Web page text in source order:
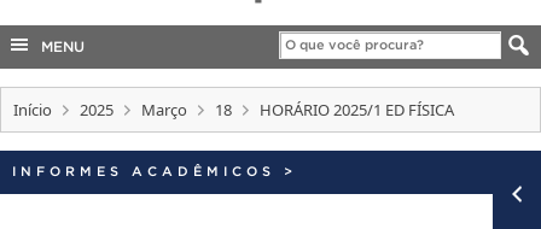
INTERNACIONAL
MENU
Início 2025 Março 18 HORÁRIO 2025/1 ED FÍSICA
INFORMES ACADÊMICOS >